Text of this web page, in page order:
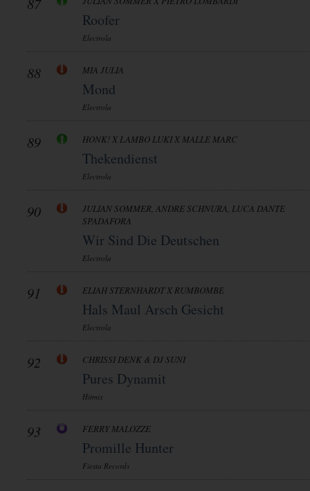
Roofer
Electrola
88 MIA JULIA
Mond
Electrola
89 HONK! X LAMBO LUKI X MALLE MARC
Thekendienst
Electrola
90
JULIAN SOMMER, ANDRE SCHNURA, LUCA DANTE
SPADAFORA
Wir Sind Die Deutschen
Electrola
91 ELIAH STERNHARDT X RUMBOMBE
Hals Maul Arsch Gesicht
Electrola
92 CHRISSI DENK & DJ SUNI
Pures Dynamit
Hitmix
93 FERRY MALOZZE
Promille Hunter
Fiesta Records